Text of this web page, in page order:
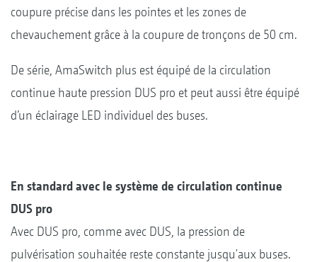
coupure précise dans les pointes et les zones de
chevauchement grâce à la coupure de tronçons de 50 cm.
De série, AmaSwitch plus est équipé de la circulation
continue haute pression DUS pro et peut aussi être équipé
d’un éclairage LED individuel des buses.
En standard avec le système de circulation continue
DUS pro
Avec DUS pro, comme avec DUS, la pression de
pulvérisation souhaitée reste constante jusqu'aux buses.